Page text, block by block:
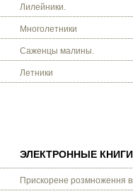
Лилейники.
Многолетники
Саженцы малины.
Летники
ЭЛЕКТРОННЫЕ КНИГИ
Прискорене розмноження